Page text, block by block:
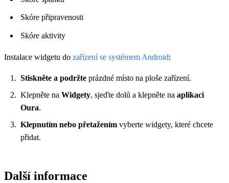
Skóre připravenosti
Skóre aktivity
Instalace widgetu do zařízení se systémem Android:
Stiskněte a podržte prázdné místo na ploše zařízení.
Klepněte na Widgety, sjeďte dolů a klepněte na aplikaci
Oura.
Klepnutím nebo přetažením vyberte widgety, které chcete
přidat.
Další informace